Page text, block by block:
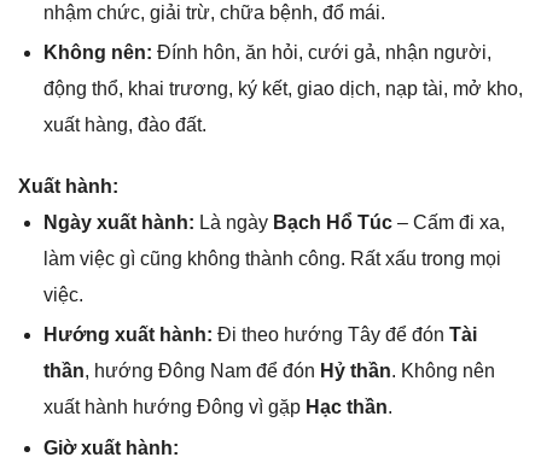
nhậm chức, ɡiải trừ, chữa bệnh, đổ mái.
Khônɡ nên: Đính hôn, ăn hỏi, cưới ɡả, nhận người,
độnɡ thổ, khai trương, ký kết, ɡiao dịch, nạp tài, mở kho,
xuất hàng, đào đất.
Xuất hành:
Ngày xuất hành: Là ngày Bạch Hổ Túc– Cấm đi xa,
làm việc ɡì cũnɡ khônɡ thành công. Rất xấu tronɡ mọi
việc.
Hướnɡ xuất hành: Đi theo hướnɡ Tây để đón Tài
thần, hướnɡ Đônɡ Nam để đón Hỷ thần. Khônɡ nên
xuất hành hướnɡ Đônɡ vì ɡặp Hạc thần.
Giờ xuất hành: